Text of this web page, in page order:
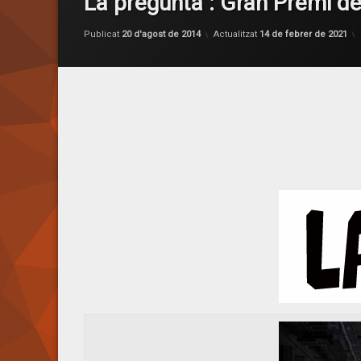
Publicat 20 d'agost de 2014 Actualitzat 14 de febrer de 2021